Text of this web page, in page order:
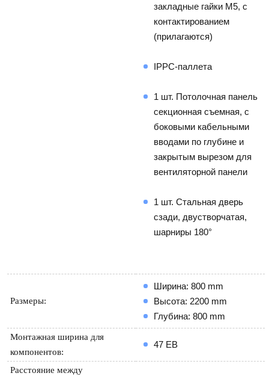
закладные гайки M5, с
контактированием
(прилагаются)
IPPC-паллета
1 шт. Потолочная панель
секционная съемная, с
боковыми кабельными
вводами по глубине и
закрытым вырезом для
вентиляторной панели
1 шт. Стальная дверь
сзади, двустворчатая,
шарниры 180°
Размеры:
Ширина: 800 mm
Высота: 2200 mm
Глубина: 800 mm
Монтажная ширина для
компонентов:
47 ЕВ
Расстояние между